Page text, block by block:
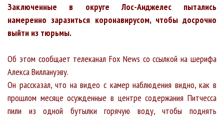
Заключенные в округе Лос-Анджелес пытались
намеренно заразиться коронавирусом, чтобы досрочно
выйти из тюрьмы.
Об этом сообщает телеканал Fox News со ссылкой на шерифа
Алекса Виллануэву.
Он рассказал, что на видео с камер наблюдения видно, как в
прошлом месяце осужденные в центре содержания Питчесса
пили из одной бутылки горячую воду, чтобы поднять